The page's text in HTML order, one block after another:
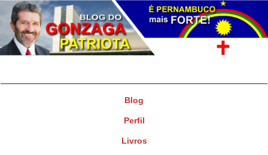
Blog
Perfil
Livros